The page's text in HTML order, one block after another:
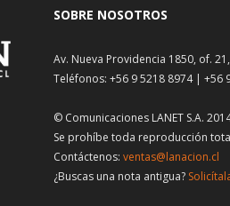
SOBRE NOSOTROS
Av. Nueva Providencia 1850, of.
Teléfonos: +56 9 5218 8974 | +56
© Comunicaciones LANET S.A.
Se prohíbe toda reproducción
Contáctenos: ventas@lanacion.cl
¿Buscas una nota antigua?